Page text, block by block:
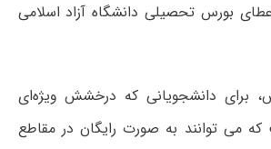
بورس تحصیلی دانشگاه آزاد اسلامی
برای دانشجویانی که درخشش ویژه‌ای
می توانند به صورت رایگان در مقاطع